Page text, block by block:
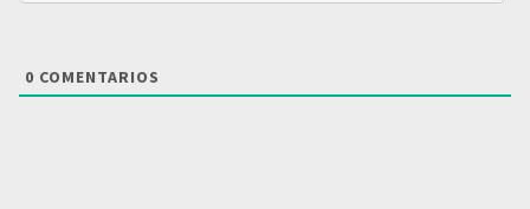
0 COMENTARIOS